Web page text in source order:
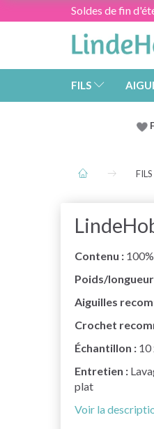
Soldes de fin
FILS
FILS
Contenu :
Poids/
Aiguilles
Crochet
Échantillon : 10
Entretien :
plat
Voir la